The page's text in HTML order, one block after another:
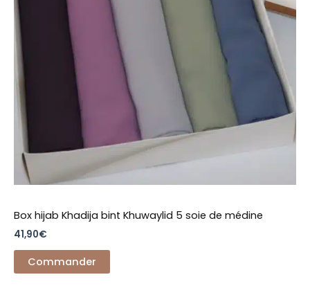
Box hijab Khadija bint Khuwaylid 5 soie de médine
41,90€
Commander